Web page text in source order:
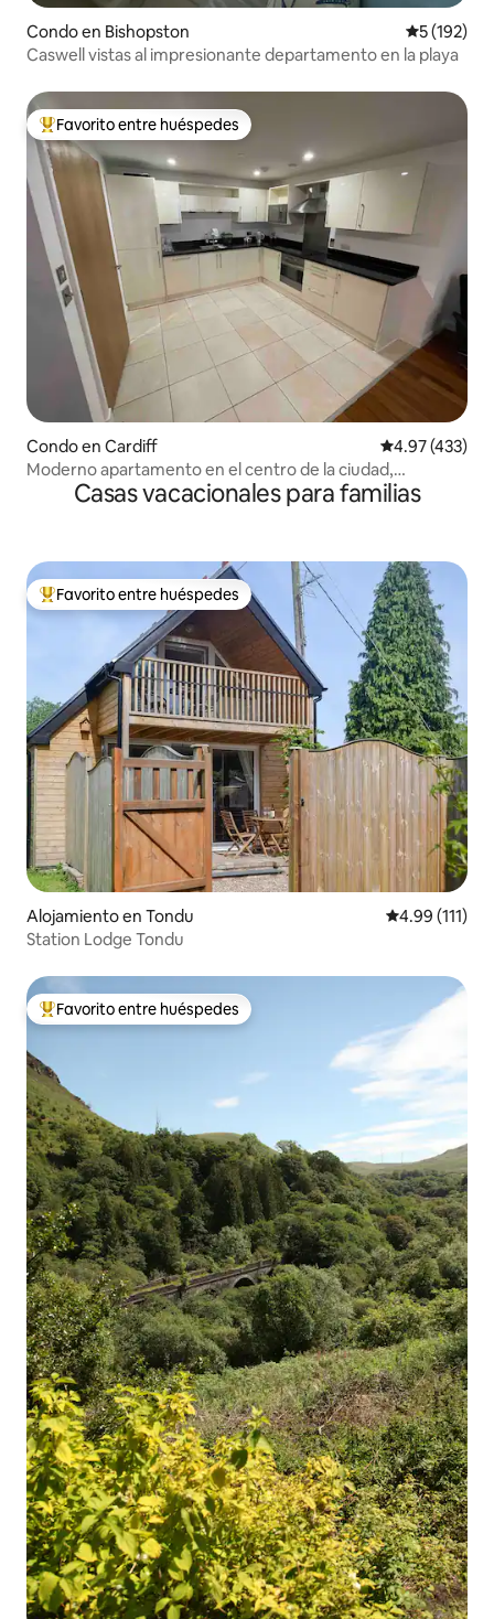
Condo en Bishopston
5 (192)
Caswell vistas al impresionante departamento en la playa
Favorito entre huéspedes preferido
Favorito entre huéspedes
Condo en Cardiff Calificación
4.97 (433)
Moderno apartamento en el centro de la ciudad,
excelente ubicación.
Casas vacacionales para familias
Favorito entre huéspedes preferido
Favorito entre huéspedes
Alojamiento en Tondu Calificación
4.99 (111)
Station Lodge Tondu
Favorito entre huéspedes preferido
Favorito entre huéspedes